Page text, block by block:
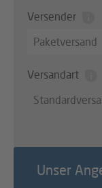
Versender
Paketversand
Versandart
Unser